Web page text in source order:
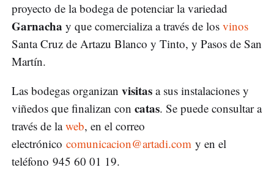
proyecto de la bodega de potenciar la variedad
Garnacha y que comercializa a través de los vinos
Santa Cruz de Artazu Blanco y Tinto, y Pasos de San
Martín.
Las bodegas organizan visitas a sus instalaciones y
viñedos que finalizan con catas. Se puede consultar a
través de laweb, en el correo
electrónico comunicacion@artadi.com y en el
teléfono 945 60 01 19.